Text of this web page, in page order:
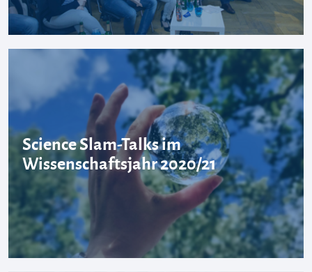
Science Slam-Talks im
Wissenschaftsjahr 2020/21